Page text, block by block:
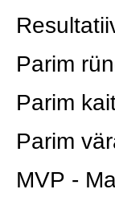
Parim
Parim
Parim
MVP -